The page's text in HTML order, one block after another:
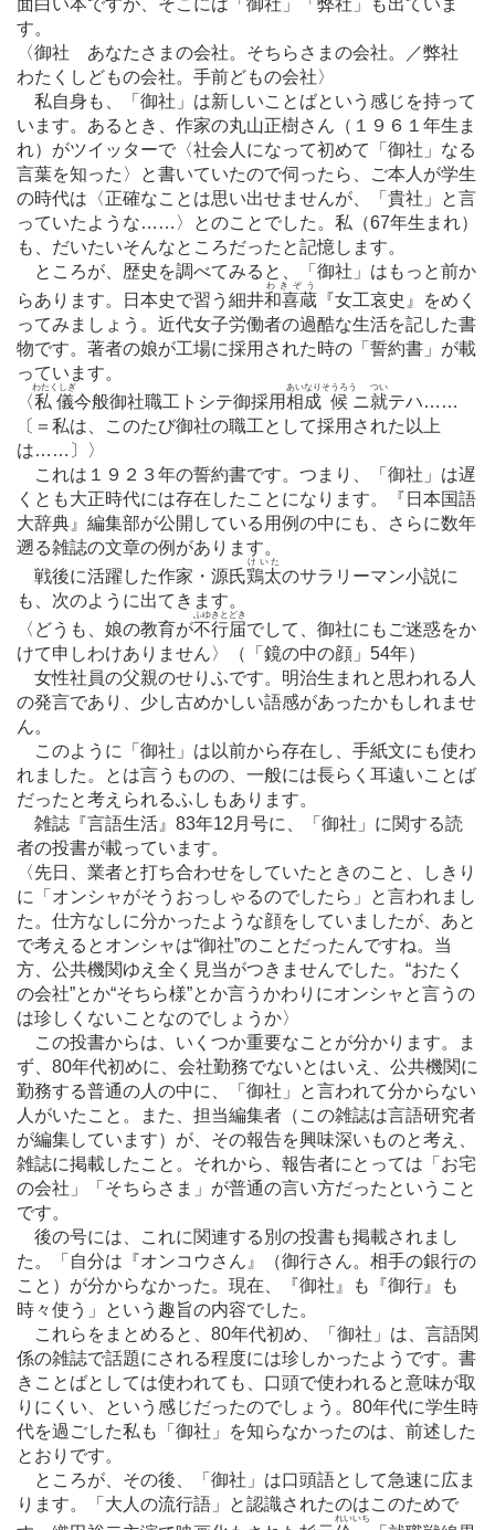
面白い本ですが、そこには「御社」「 弊社 」も出ていま
す。
〈御社 あなたさまの会社。そちらさまの会社。／弊社
わたくしどもの会社。手前どもの会社〉
私自身も、「御社」は新しいことばという感じを持って
います。あるとき、作家の丸山正樹さん（１９６１年生ま
れ）がツイッターで〈社会人になって初めて「御社」なる
言葉を知った〉と書いていたので伺ったら、ご本人が学生
の時代は〈正確なことは思い出せませんが、「貴社」と言
っていたような… …〉とのことでした。私（67年生まれ）
も、だいたいそんなところだったと記憶します。
ところが、歴史を調べてみると、「御社」はもっと前か
らあります。日本史で習う細井和喜蔵
わきぞう
『女工哀史』をめく
ってみましょう。近代女子労働者の過酷な生活を記した書
物です。著者の娘が工場に採用された時の「誓約書」が載
っています。
〈私儀
わたくしぎ
今般御社職工トシテ御採用相成
あいなり
候
そうろう
ニ就
つい
テハ… …
〔＝私は、このたび御社の職工として採用された以上
は… …〕〉
これは１９２３年の誓約書です。つまり、「御社」は遅
くとも大正時代には存在したことになります。『日本国語
大辞典』編集部が公開している用例の中にも、さらに数年
遡る雑誌の文章の例があります。
戦後に活躍した作家・源氏鶏太
けいた
のサラリーマン小説に
も、次のように出てきます。
〈どうも、娘の教育が不行届
ふゆきとどき
でして、御社にもご迷惑をか
けて申しわけありません〉（「鏡の中の顔」54年）
女性社員の父親のせりふです。明治生まれと思われる人
の発言であり、少し古めかしい語感があったかもしれませ
ん。
このように「御社」は以前から存在し、手紙文にも使わ
れました。とは言うものの、一般には長らく耳遠いことば
だったと考えられるふしもあります。
雑誌『言語生活』83年12月号に、「御社」に関する読
者の投書が載っています。
〈先日、業者と打ち合わせをしていたときのこと、しきり
に「オンシャがそうおっしゃるのでしたら」と言われまし
た。仕方なしに分かったような顔をしていましたが、あと
で考えるとオンシャは“御社”のことだったんですね。当
方、公共機関ゆえ全く見当がつきませんでした。“おたく
の会社”とか“そちら様”とか言うかわりにオンシャと言うの
は珍しくないことなのでしょうか〉
この投書からは、いくつか重要なことが分かります。ま
ず、80年代初めに、会社勤務でないとはいえ、公共機関に
勤務する普通の人の中に、「御社」と言われて分からない
人がいたこと。また、担当編集者（この雑誌は言語研究者
が編集しています）が、その報告を興味深いものと考え、
雑誌に掲載したこと。それから、報告者にとっては「お宅
の会社」「そちらさま」が普通の言い方だったということ
です。
後の号には、これに関連する別の投書も掲載されまし
た。「自分は『オンコウさん』（御行さん。相手の銀行の
こと）が分からなかった。現在、『御社』も『御行』も
時々使う」という趣旨の内容でした。
これらをまとめると、80年代初め、「御社」は、言語関
係の雑誌で話題にされる程度には珍しかったようです。書
きことばとしては使われても、口頭で使われると意味が取
りにくい、という感じだったのでしょう。80年代に学生時
代を過ごした私も「御社」を知らなかったのは、前述した
とおりです。
ところが、その後、「御社」は口頭語として急速に広ま
ります。「大人の流行語」と認識されたのはこのためで
れいいち